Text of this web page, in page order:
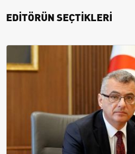
EDİTÖRÜN SEÇTİKLERİ